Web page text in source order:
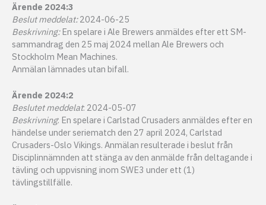
Ärende 2024:3
Beslut meddelat:2024-06-25
Beskrivning:En spelare i Ale Brewers anmäldes efter ett SM-
sammandrag den 25 maj 2024 mellan Ale Brewers och
Stockholm Mean Machines.
Anmälan lämnades utan bifall.
Ärende 2024:2
Beslutet meddelat: 2024-05-07
Beskrivning: En spelare i Carlstad Crusaders anmäldes efter en
händelse under seriematch den 27 april 2024, Carlstad
Crusaders-Oslo Vikings. Anmälan resulterade i beslut från
Disciplinnämnden att stänga av den anmälde från deltagande i
tävling och uppvisning inom SWE3 under ett (1)
tävlingstillfälle.